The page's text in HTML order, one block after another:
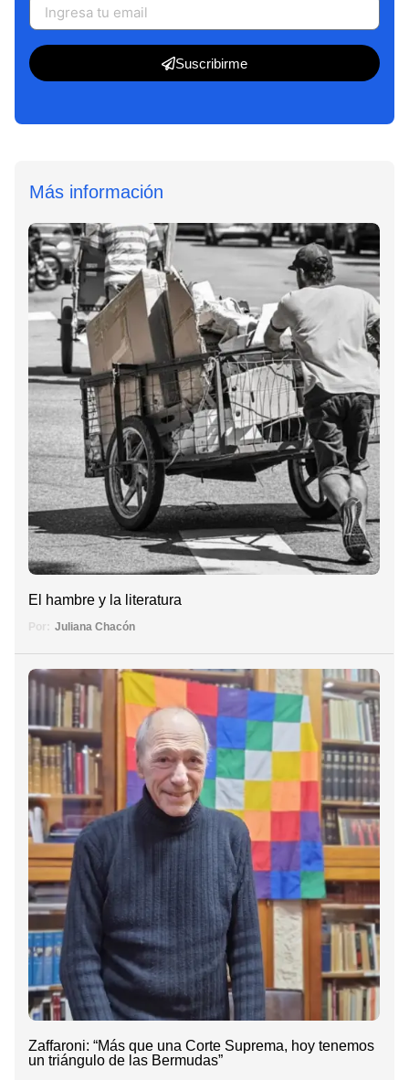
Suscribirme
Más información
El hambre y la literatura
Por: Juliana Chacón
Zaffaroni: “Más que una Corte Suprema, hoy tenemos
un triángulo de las Bermudas”